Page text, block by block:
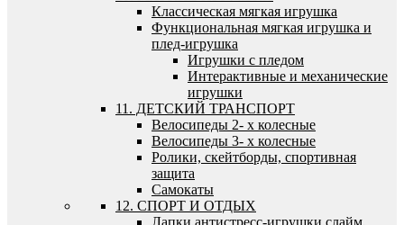
Классическая мягкая игрушка
Функциональная мягкая игрушка и
плед-игрушка
Игрушки с пледом
Интерактивные и механические
игрушки
11. ДЕТСКИЙ ТРАНСПОРТ
Велосипеды 2- х колесные
Велосипеды 3- х колесные
Ролики, скейтборды, спортивная
защита
Самокаты
12. СПОРТ И ОТДЫХ
Лапки,антистресс-игрушки,слайм,